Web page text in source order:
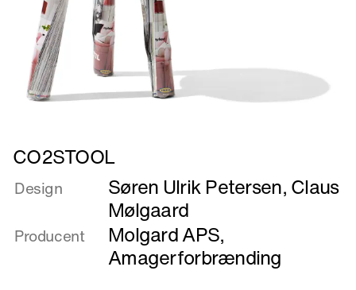
Læs
mere
om
CO2STOOL
Design Søren Ulrik Petersen,Claus
Mølgaard
Producent Molgard APS,
Amagerforbrænding